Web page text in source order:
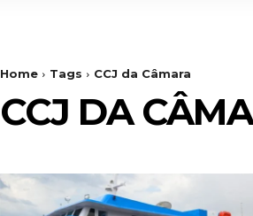
Home Tags CCJ da Câmara
CCJ DA